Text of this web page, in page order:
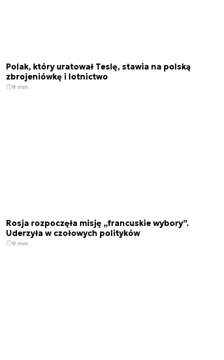
Polak, który uratował Teslę, stawia na polską
zbrojeniówkę i lotnictwo
9 min.
Rosja rozpoczęła misję „francuskie wybory”.
Uderzyła w czołowych polityków
9 min.